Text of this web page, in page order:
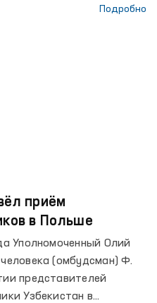
наказания № 17,
в этом же районе
Подробно
приём
в Польше
Уполномоченный Олий
(омбудсман) Ф.
представителей
Узбекистан в